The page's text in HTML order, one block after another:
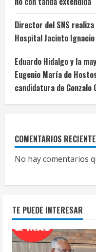
Director del SNS
Hospital Jacinto Ignacio
Eduardo Hidalgo y la
Eugenio María de
candidatura de Gonzalo
COMENTARIOS
No hay comentarios
TE PUEDE INTERESAR